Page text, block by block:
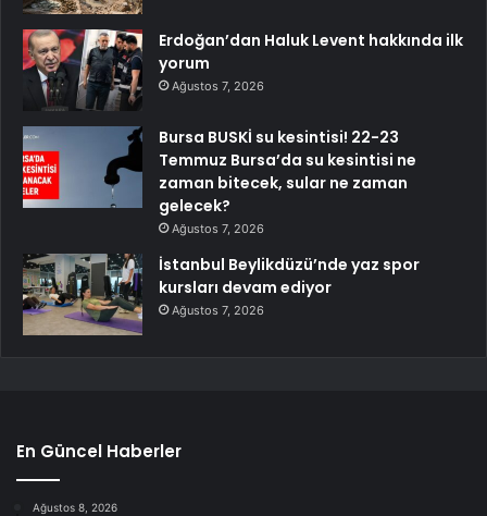
Erdoğan’dan Haluk Levent hakkında ilk
yorum
Ağustos 7, 2026
Bursa BUSKİ su kesintisi! 22-23
Temmuz Bursa’da su kesintisi ne
zaman bitecek, sular ne zaman
gelecek?
Ağustos 7, 2026
İstanbul Beylikdüzü’nde yaz spor
kursları devam ediyor
Ağustos 7, 2026
En Güncel Haberler
Ağustos 8, 2026